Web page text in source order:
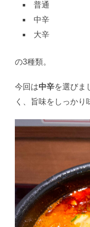
普通
中辛
大辛
の3種類。
今回は中辛を選びま
く、旨味をしっかり